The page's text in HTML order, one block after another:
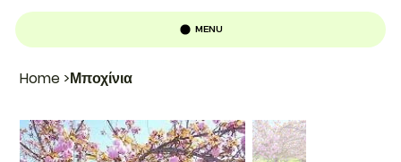
Home >Μποχίνια
MENU